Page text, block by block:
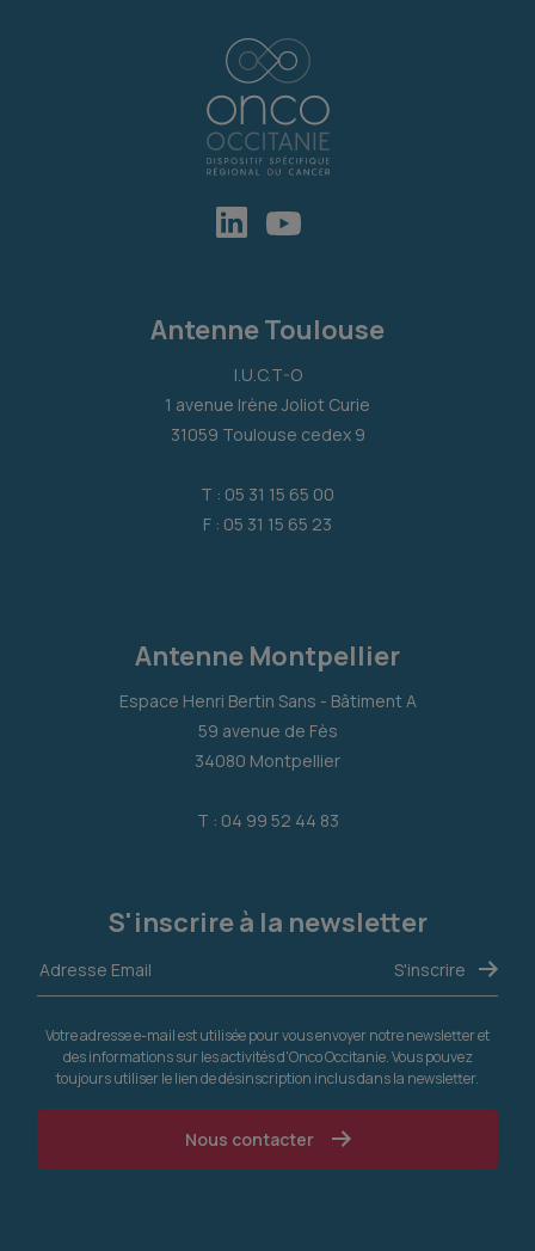
Antenne Toulouse
I.U.C.T-O
1 avenue Irène Joliot Curie
31059 Toulouse cedex 9
T : 05 31 15 65 00
F : 05 31 15 65 23
Antenne Montpellier
Espace Henri Bertin Sans - Bâtiment A
59 avenue de Fès
34080 Montpellier
T : 04 99 52 44 83
S'inscrire à la newsletter
Votre adresse e-mail est utilisée pour vous envoyer notre newsletter et
des informations sur les activités d'Onco Occitanie. Vous pouvez
toujours utiliser le lien de désinscription inclus dans la newsletter.
Nous contacter